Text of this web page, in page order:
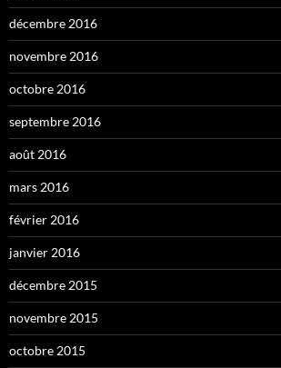
décembre 2016
novembre 2016
octobre 2016
septembre 2016
août 2016
mars 2016
février 2016
janvier 2016
décembre 2015
novembre 2015
octobre 2015